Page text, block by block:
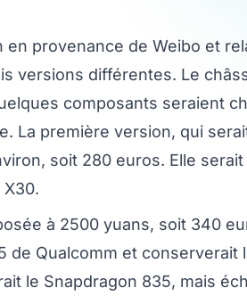
provenance de Weibo et
versions différentes. Le
composants seraient
La première version, qui
soit 280 euros. Elle
X30.
à 2500 yuans, soit 340
de Qualcomm et conserverait
le Snapdragon 835, mais